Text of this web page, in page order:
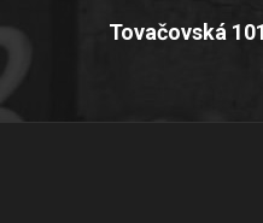
Tovačovská